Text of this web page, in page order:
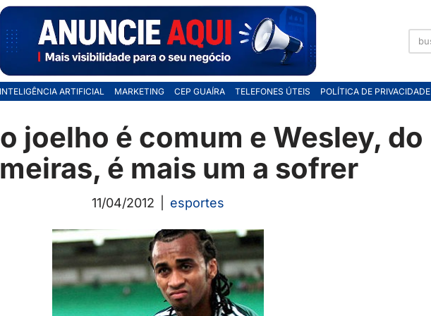
INTELIGÊNCIA ARTIFICIAL MARKETING CEP GUAÍRA TELEFONES ÚTEIS POLÍTICA DE PRIVACIDADE
joelho é comum e Wesley, do
é mais um a sofrer
11/04/2012 esportes